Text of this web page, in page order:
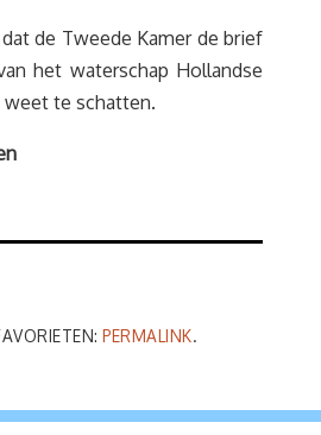
de Tweede Kamer de brief
het waterschap Hollandse
weet te schatten.
PERMALINK.